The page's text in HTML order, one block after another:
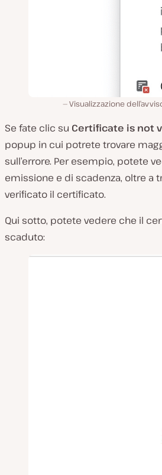
Visualizzazione
Se fate clic su Certificate is not
popup in cui potrete trovare
sull’errore. Per esempio, potete
emissione e di scadenza, oltre a
verificato il certificato.
Qui sotto, potete vedere che il
scaduto: